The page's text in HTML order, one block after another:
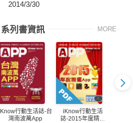
2014/3/30
系列書資訊 MORE
行動生活誌-台
灣南波萬App
iKnow行動生活
誌-2015年度精選